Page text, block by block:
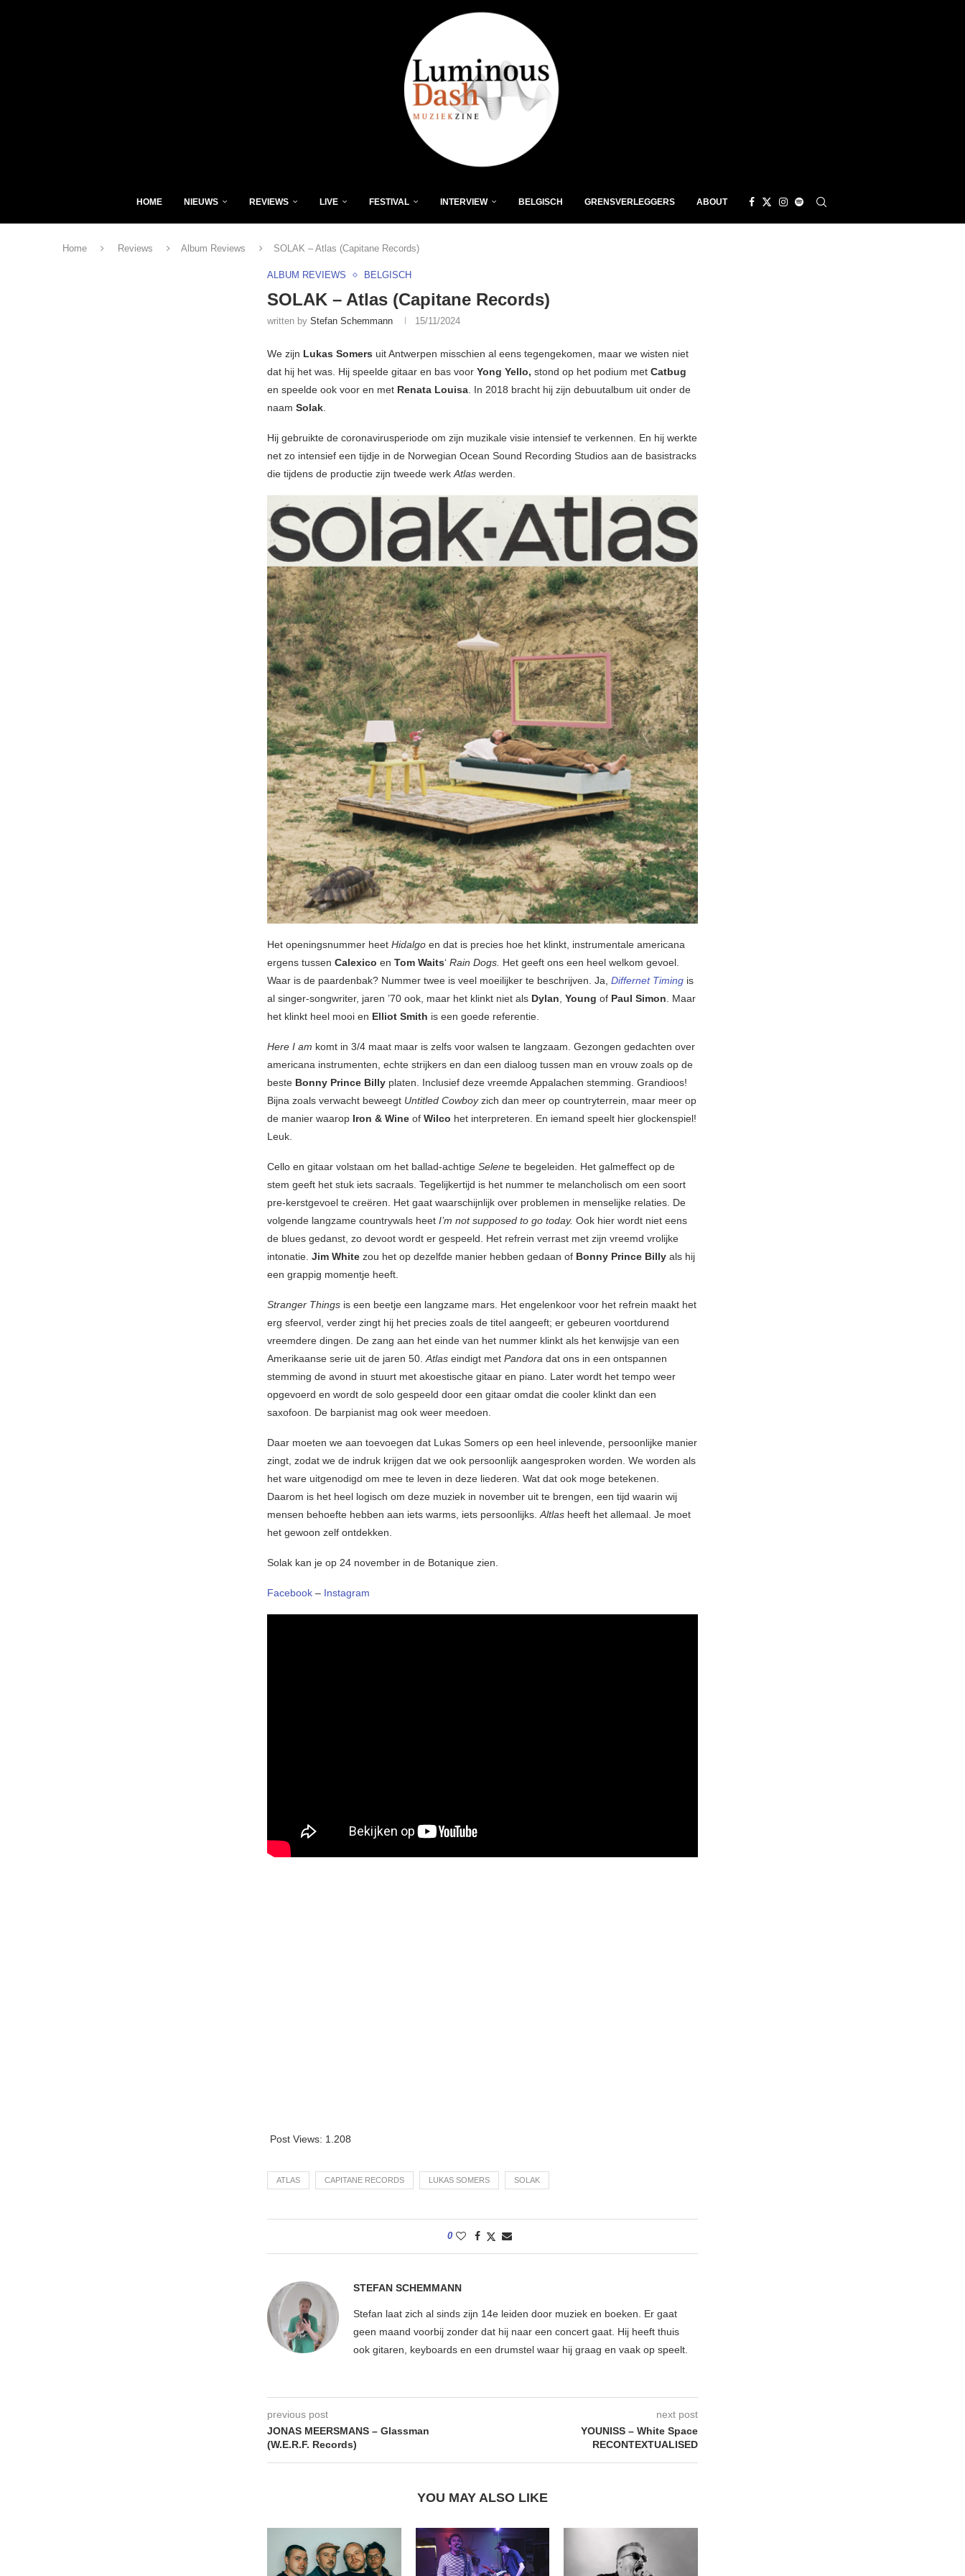
HOME NIEUWS REVIEWS LIVE FESTIVAL INTERVIEW BELGISCH GRENSVERLEGGERS ABOUT
Home Reviews Album Reviews SOLAK – Atlas (Capitane Records)
ALBUM REVIEWS BELGISCH
SOLAK – Atlas (Capitane Records)
written by Stefan Schemmann 15/11/2024
We zijn Lukas Somers uit Antwerpen misschien al eens tegengekomen, maar we wisten niet
dat hij het was. Hij speelde gitaar en bas voor Yong Yello, stond op het podium met Catbug
en speelde ook voor en met Renata Louisa. In 2018 bracht hij zijn debuutalbum uit onder de
naam Solak.
Hij gebruikte de coronavirusperiode om zijn muzikale visie intensief te verkennen. En hij werkte
net zo intensief een tijdje in de Norwegian Ocean Sound Recording Studios aan de basistracks
die tijdens de productie zijn tweede werkAtlas werden.
Het openingsnummer heet Hidalgo en dat is precies hoe het klinkt, instrumentale americana
ergens tussen Calexico en Tom Waits‘ Rain Dogs. Het geeft ons een heel welkom gevoel.
Waar is de paardenbak? Nummer twee is veel moeilijker te beschrijven. Ja, Differnet Timing is
al singer-songwriter, jaren ’70 ook, maar het klinkt niet als Dylan, Young of Paul Simon. Maar
het klinkt heel mooi en Elliot Smith is een goede referentie.
Here I am komt in 3/4 maat maar is zelfs voor walsen te langzaam. Gezongen gedachten over
americana instrumenten, echte strijkers en dan een dialoog tussen man en vrouw zoals op de
beste Bonny Prince Billy platen. Inclusief deze vreemde Appalachen stemming. Grandioos!
Bijna zoals verwacht beweegt Untitled Cowboyzich dan meer op countryterrein, maar meer op
de manier waarop Iron & Wine of Wilco het interpreteren. En iemand speelt hier glockenspiel!
Leuk.
Cello en gitaar volstaan om het ballad-achtige Selene te begeleiden. Het galmeffect op de
stem geeft het stuk iets sacraals. Tegelijkertijd is het nummer te melancholisch om een soort
pre-kerstgevoel te creëren. Het gaat waarschijnlijk over problemen in menselijke relaties. De
volgende langzame countrywals heet I’m not supposed to go today. Ook hier wordt niet eens
de blues gedanst, zo devoot wordt er gespeeld. Het refrein verrast met zijn vreemd vrolijke
intonatie. Jim White zou het op dezelfde manier hebben gedaan of Bonny Prince Billy als hij
een grappig momentje heeft.
Stranger Things is een beetje een langzame mars. Het engelenkoor voor het refrein maakt het
erg sfeervol, verder zingt hij het precies zoals de titel aangeeft; er gebeuren voortdurend
vreemdere dingen. De zang aan het einde van het nummer klinkt als het kenwijsje van een
Amerikaanse serie uit de jaren 50.Atlas eindigt met Pandora dat ons in een ontspannen
stemming de avond in stuurt met akoestische gitaar en piano. Later wordt het tempo weer
opgevoerd en wordt de solo gespeeld door een gitaar omdat die cooler klinkt dan een
saxofoon. De barpianist mag ook weer meedoen.
Daar moeten we aan toevoegen dat Lukas Somers op een heel inlevende, persoonlijke manier
zingt, zodat we de indruk krijgen dat we ook persoonlijk aangesproken worden. We worden als
het ware uitgenodigd om mee te leven in deze liederen. Wat dat ook moge betekenen.
Daarom is het heel logisch om deze muziek in november uit te brengen, een tijd waarin wij
mensen behoefte hebben aan iets warms, iets persoonlijks.Altlas heeft het allemaal. Je moet
het gewoon zelf ontdekken.
Solak kan je op 24 november in de Botanique zien.
Facebook – Instagram
Post Views: 1.208
ATLAS CAPITANE RECORDS LUKAS SOMERS SOLAK
0
STEFAN SCHEMMANN
Stefan laat zich al sinds zijn 14e leiden door muziek en boeken. Er gaat
geen maand voorbij zonder dat hij naar een concert gaat. Hij heeft thuis
ook gitaren, keyboards en een drumstel waar hij graag en vaak op speelt.
previous post
JONAS MEERSMANS – Glassman
(W.E.R.F. Records)
next post
YOUNISS – White Space
RECONTEXTUALISED
YOU MAY ALSO LIKE